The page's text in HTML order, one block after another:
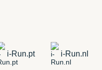
i-Run.pt i-Run.nl